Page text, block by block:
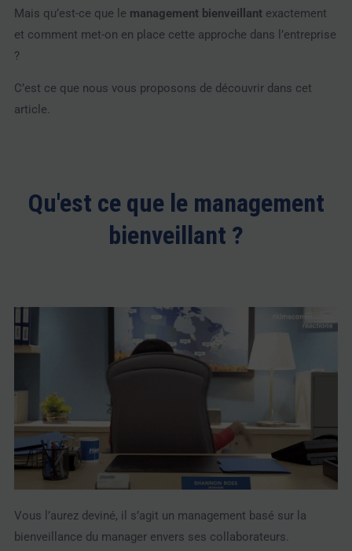
Mais qu’est-ce que le management bienveillantexactement
et comment met-on en place cette approche dans l’entreprise
?
C’est ce que nous vous proposons de découvrir dans cet
article.
Qu'est ce que le management
bienveillant ?
Vous l’aurez deviné, il s’agit un management basé sur la
bienveillance du manager envers ses collaborateurs.